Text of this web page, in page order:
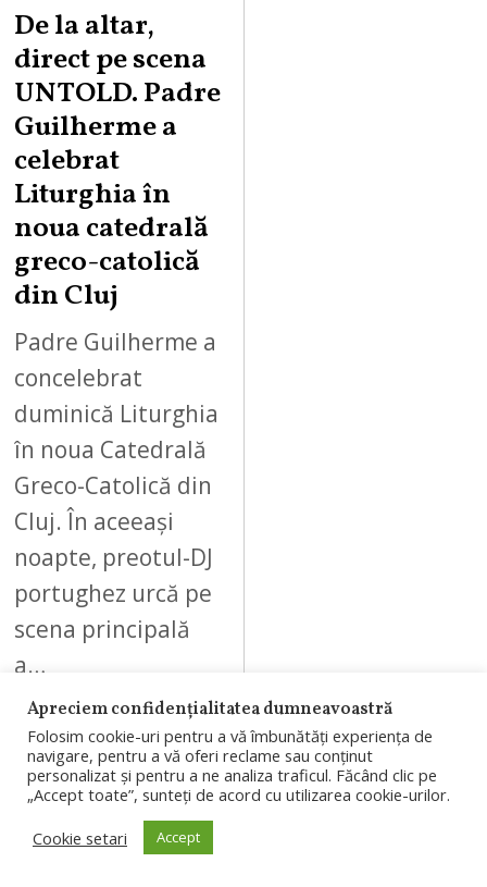
De la altar,
direct pe scena
UNTOLD. Padre
Guilherme a
celebrat
Liturghia în
noua catedrală
greco-catolică
din Cluj
Padre Guilherme a
concelebrat
duminică Liturghia
în noua Catedrală
Greco-Catolică din
Cluj. În aceeași
noapte, preotul-DJ
portughez urcă pe
scena principală
a…
08
Apreciem confidențialitatea dumneavoastră
Folosim cookie-uri pentru a vă îmbunătăți experiența de
navigare, pentru a vă oferi reclame sau conținut
personalizat și pentru a ne analiza traficul. Făcând clic pe
„Accept toate”, sunteți de acord cu utilizarea cookie-urilor.
Cookie setari
Accept